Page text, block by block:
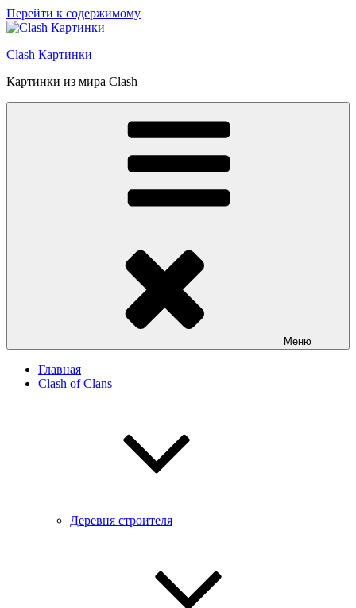
Перейти к содержимому
Clash Картинки
Картинки из мира Clash
Меню
Главная
Clash of Clans
Деревня строителя